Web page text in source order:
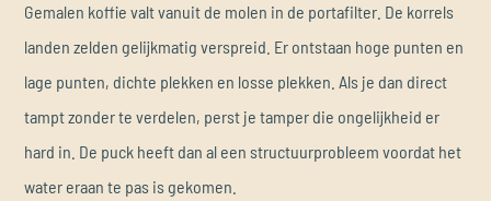
Gemalen koffie valt vanuit de molen in de portafilter. De korrels
landen zelden gelijkmatig verspreid. Er ontstaan hoge punten en
lage punten, dichte plekken en losse plekken. Als je dan direct
tampt zonder te verdelen, perst je tamper die ongelijkheid er
hard in. De puck heeft dan al een structuurprobleem voordat het
water eraan te pas is gekomen.